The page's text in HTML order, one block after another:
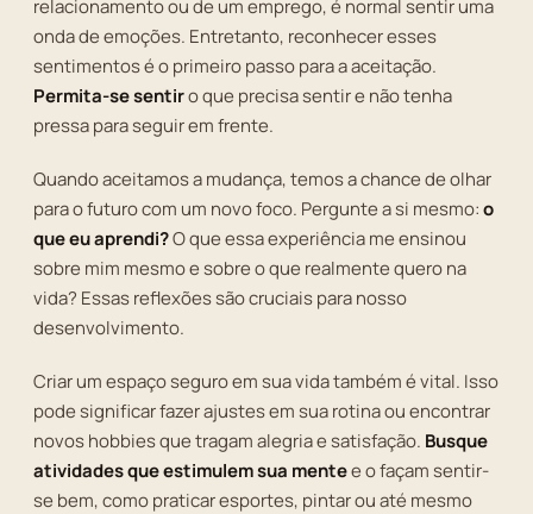
relacionamento ou de um emprego, é normal sentir uma
onda de emoções. Entretanto, reconhecer esses
sentimentos é o primeiro passo para a aceitação.
Permita-se sentiro que precisa sentir e não tenha
pressa para seguir em frente.
Quando aceitamos a mudança, temos a chance de olhar
para o futuro com um novo foco. Pergunte a si mesmo:o
que eu aprendi?O que essa experiência me ensinou
sobre mim mesmo e sobre o que realmente quero na
vida? Essas reflexões são cruciais para nosso
desenvolvimento.
Criar um espaço seguro em sua vida também é vital. Isso
pode significar fazer ajustes em sua rotina ou encontrar
novos hobbies que tragam alegria e satisfação. Busque
atividades que estimulem sua mentee o façam sentir-
se bem, como praticar esportes, pintar ou até mesmo